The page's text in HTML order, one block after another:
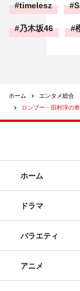
timelesz
乃木坂46
ホーム
エンタメ総合
ロンブー・田村淳の
ホーム
ドラマ
バラエティ
アニメ